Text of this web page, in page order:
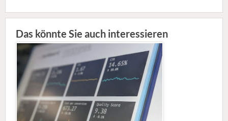
Das könnte Sie auch interessieren